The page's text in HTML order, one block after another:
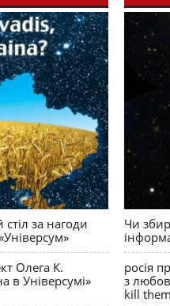
політстратегії й
за нагоди
Олега К.
в Універсумі»
Чи
росія
з
kill